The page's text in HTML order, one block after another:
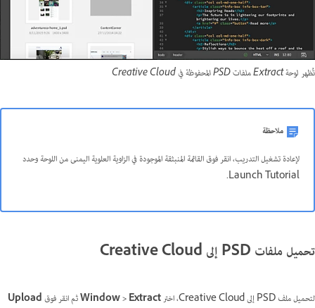
تُظهر لوحة Extract ملفات PSD المحفوظة في Creative Cloud
ملاحظة
لإعادة تشغيل التدريب، انقر فوق القائمة المنبثقة الموجودة في الزاوية العلوية اليمنى من اللوحة وحدد
Launch Tutorial.
تحميل ملفات PSD إلى Creative Cloud
لتحميل ملف PSD إلى Creative Cloud، اختر Window > Extractثم انقر فوقUpload